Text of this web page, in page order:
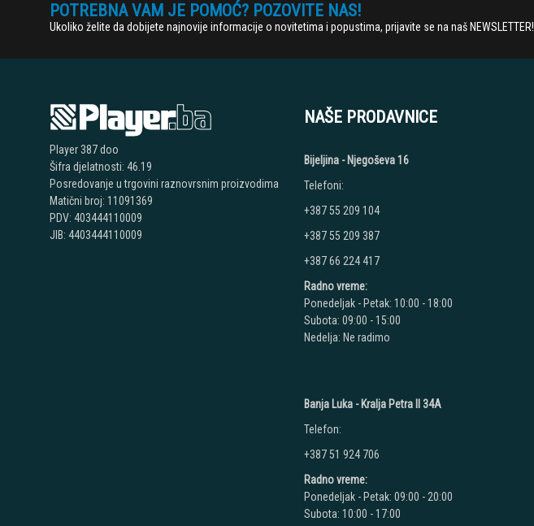
POTREBNA VAM JE POMOĆ? POZOVITE NAS!
Ukoliko želite da dobijete najnovije informacije o novitetima i popustima, prijavite se na naš NEWSLETTER!
Player 387 doo
Šifra djelatnosti: 46.19
Posredovanje u trgovini raznovrsnim proizvodima
Matični broj: 11091369
PDV: 403444110009
JIB: 4403444110009
NAŠE PRODAVNICE
Bijeljina - Njegoševa 16
Telefoni:
+387 55 209 104
+387 55 209 387
+387 66 224 417
Radno vreme:
Ponedeljak - Petak: 10:00 - 18:00
Subota: 09:00 - 15:00
Nedelja: Ne radimo
Banja Luka - Kralja Petra II 34A
Telefon:
+387 51 924 706
Radno vreme:
Ponedeljak - Petak: 09:00 - 20:00
Subota: 10:00 - 17:00